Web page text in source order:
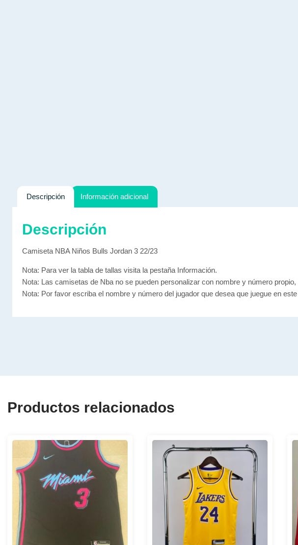
Descripción Información adicional
Descripción
Camiseta NBA Niños Bulls Jordan 3 22/23
Nota: Para ver la tabla de tallas visita la pestaña Información.
Nota: Las camisetas de Nba no se pueden personalizar con nombre y número
Nota: Por favor escriba el nombre y número del jugador que desea que juegue en
Productos relacionados